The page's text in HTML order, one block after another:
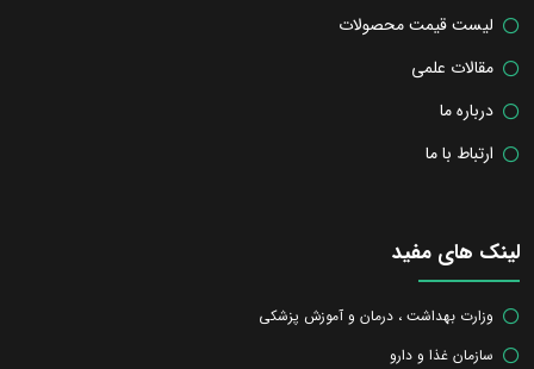
لیست قیمت محصولات
مقالات علمی
درباره ما
ارتباط با ما
لینک های مفید
وزارت بهداشت ، درمان و آموزش پزشکی
سازمان غذا و دارو